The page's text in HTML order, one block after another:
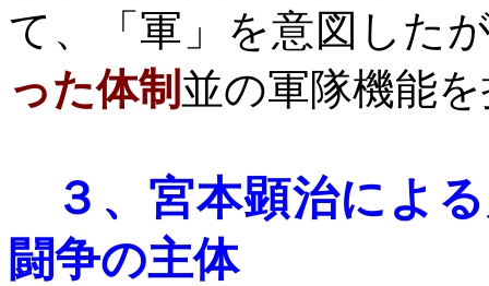
て、「軍」を意図した
った体制 並の軍隊機能
３、 宮本顕治によ
闘争の主体